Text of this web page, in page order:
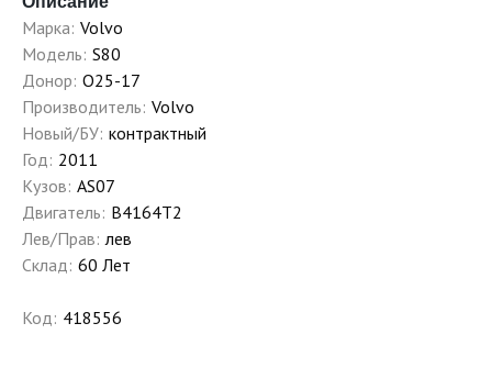
Марка: Volvo
Модель: S80
Донор: O25-17
Производитель: Volvo
Новый/БУ: контрактный
Год: 2011
Кузов: AS07
Двигатель: B4164T2
Лев/Прав: лев
Склад: 60 Лет
Код: 418556